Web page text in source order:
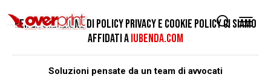
PER LA CREAZIONE DI POLICY PRIVACY E COOKIE POLICY CI SIAMO
AFFIDATI AIUBENDA.COM
Soluzioni pensate da un team di avvocati